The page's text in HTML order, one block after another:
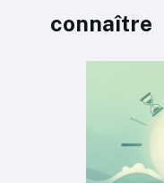
connaître